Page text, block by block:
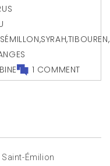
SÉMILLON,SYRAH,TIBOUREN,
1 COMMENT
Saint-Émilion